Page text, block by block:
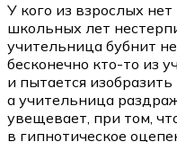
У кого из взрослых
школьных лет
учительница бубнит
бесконечно кто-то из
и пытается
а учительница
увещевает, при том,
в гипнотическое